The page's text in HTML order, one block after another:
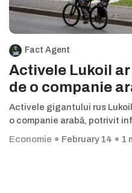
Fact Agent
Activele Lukoil
de o companie
Activele gigantului rus
o companie arabă, potrivit
Economie
February 14 1